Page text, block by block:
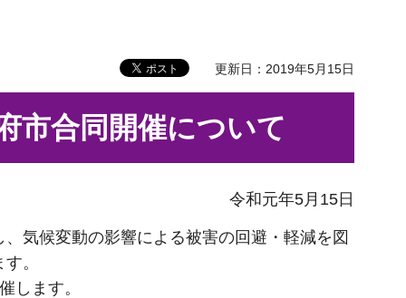
更新日：2019年5月15日
市合同開催について
令和元年5月15日
気候変動の影響による被害の回避・軽減を図
。
します。